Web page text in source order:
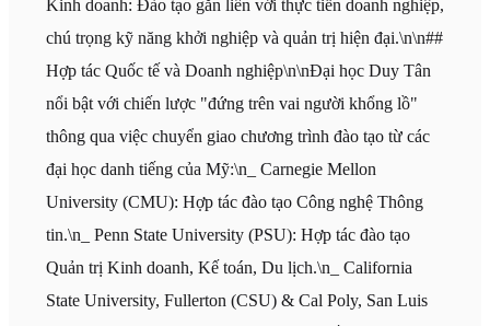
Kinh doanh: Đào tạo gắn liền với thực tiễn doanh nghiệp,
chú trọng kỹ năng khởi nghiệp và quản trị hiện đại.\n\n##
Hợp tác Quốc tế và Doanh nghiệp\n\nĐại học Duy Tân
nổi bật với chiến lược "đứng trên vai người khổng lồ"
thông qua việc chuyển giao chương trình đào tạo từ các
đại học danh tiếng của Mỹ:\n_ Carnegie Mellon
University (CMU): Hợp tác đào tạo Công nghệ Thông
tin.\n_ Penn State University (PSU): Hợp tác đào tạo
Quản trị Kinh doanh, Kế toán, Du lịch.\n_ California
State University, Fullerton (CSU) & Cal Poly, San Luis